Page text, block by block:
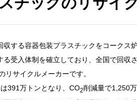
する容器包装プラスチックをコークス
る受入体制を確立しており、全国で回収
サイクルメーカーです。
391万トンとなり、CO2削減量で1,250